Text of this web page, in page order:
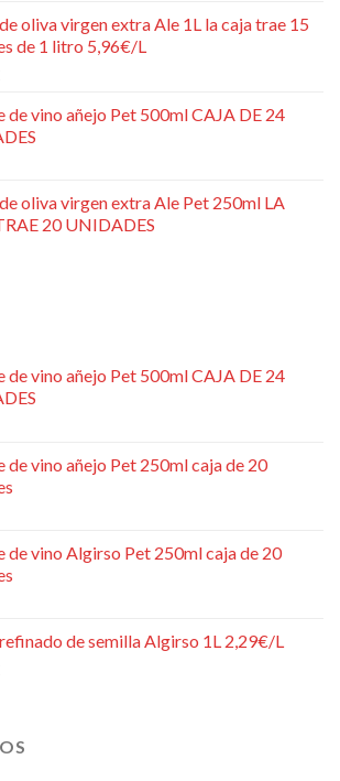
oliva virgen extra Ale 1L la caja trae 15
de 1 litro 5,96€/L
de vino añejo Pet 500ml CAJA DE 24
oliva virgen extra Ale Pet 250ml LA
20 UNIDADES
de vino añejo Pet 500ml CAJA DE 24
de vino añejo Pet 250ml caja de 20
de vino Algirso Pet 250ml caja de 20
de semilla Algirso 1L 2,29€/L